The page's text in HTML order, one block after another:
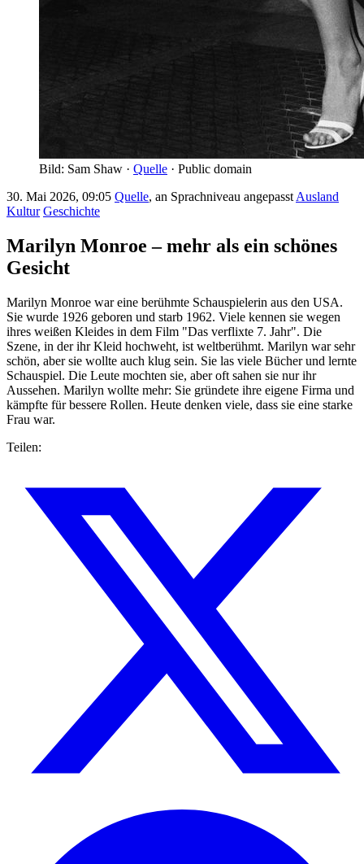
Bild: Sam Shaw · Quelle · Public domain
30. Mai 2026, 09:05 Quelle, an Sprachniveau angepasst Ausland
Kultur Geschichte
Marilyn Monroe – mehr als ein schönes
Gesicht
Marilyn Monroe war eine berühmte Schauspielerin aus den USA.
Sie wurde 1926 geboren und starb 1962. Viele kennen sie wegen
ihres weißen Kleides in dem Film "Das verflixte 7. Jahr". Die
Szene, in der ihr Kleid hochweht, ist weltberühmt. Marilyn war sehr
schön, aber sie wollte auch klug sein. Sie las viele Bücher und lernte
Schauspiel. Die Leute mochten sie, aber oft sahen sie nur ihr
Aussehen. Marilyn wollte mehr: Sie gründete ihre eigene Firma und
kämpfte für bessere Rollen. Heute denken viele, dass sie eine starke
Frau war.
Teilen: